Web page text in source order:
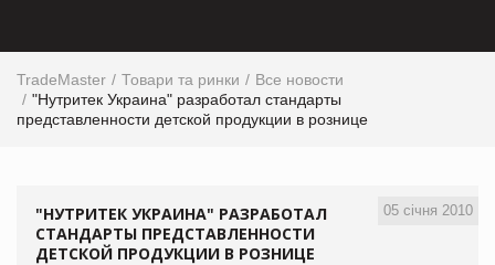
TradeMaster Товари та ринки
Все новости
"Нутритек Украина" разработал стандарты
представленности детской продукции в рознице
05 січня 2010
"НУТРИТЕК УКРАИНА" РАЗРАБОТАЛ
СТАНДАРТЫ ПРЕДСТАВЛЕННОСТИ
ДЕТСКОЙ ПРОДУКЦИИ В РОЗНИЦЕ